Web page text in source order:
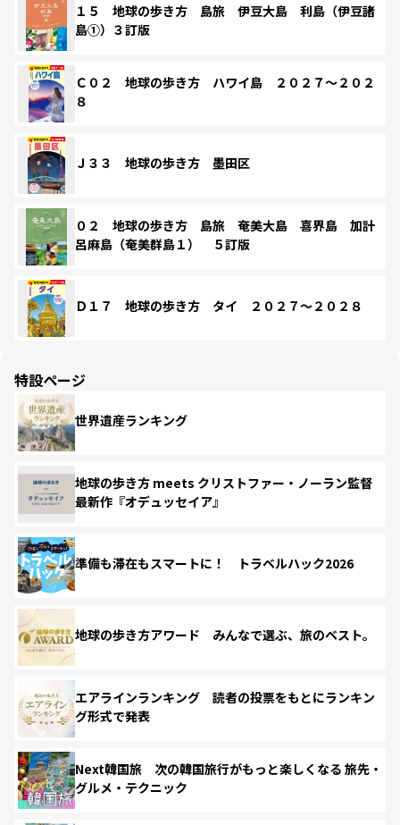
１５ 地球の歩き方 島旅 伊豆大島 利島（伊豆諸
島①）３訂版
Ｃ０２ 地球の歩き方 ハワイ島 ２０２７～２０２
８
Ｊ３３ 地球の歩き方 墨田区
０２ 地球の歩き方 島旅 奄美大島 喜界島 加計
呂麻島（奄美群島１） ５訂版
Ｄ１７ 地球の歩き方 タイ ２０２７～２０２８
特設ページ
世界遺産ランキング
地球の歩き方 meets クリストファー・ノーラン監督
最新作『オデュッセイア』
準備も滞在もスマートに！ トラベルハック2026
地球の歩き方アワード みんなで選ぶ、旅のベスト。
エアラインランキング 読者の投票をもとにランキン
グ形式で発表
Next韓国旅 次の韓国旅行がもっと楽しくなる 旅先・
グルメ・テクニック